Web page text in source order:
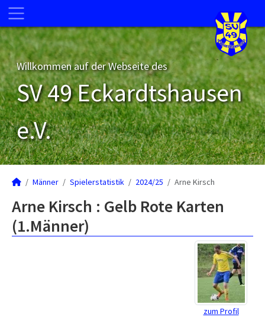
Willkommen auf der Webseite des
SV 49 Eckardtshausen
e.V.
Männer Spielerstatistik 2024/25 Arne Kirsch
Arne Kirsch : Gelb Rote Karten
(1.Männer)
zum Profil